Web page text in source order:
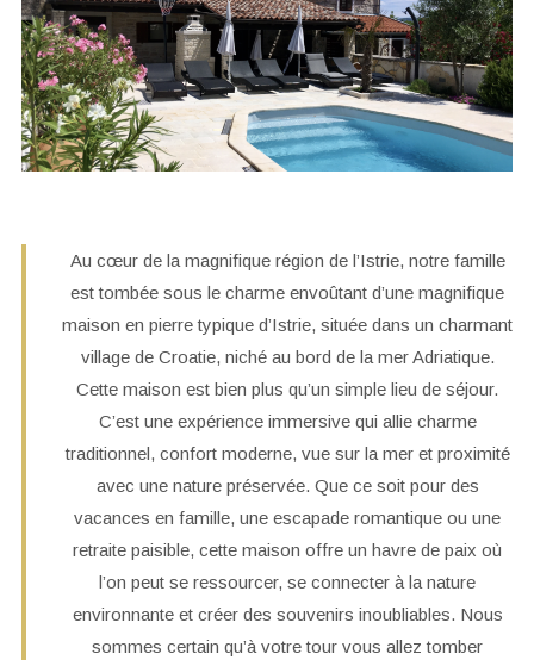
Au cœur de la magnifique région de l’Istrie, notre famille
est tombée sous le charme envoûtant d’une magnifique
maison en pierre typique d’Istrie, située dans un charmant
village de Croatie, niché au bord de la mer Adriatique.
Cette maison est bien plus qu’un simple lieu de séjour.
C’est une expérience immersive qui allie charme
traditionnel, confort moderne, vue sur la mer et proximité
avec une nature préservée. Que ce soit pour des
vacances en famille, une escapade romantique ou une
retraite paisible, cette maison offre un havre de paix où
l’on peut se ressourcer, se connecter à la nature
environnante et créer des souvenirs inoubliables. Nous
sommes certain qu’à votre tour vous allez tomber